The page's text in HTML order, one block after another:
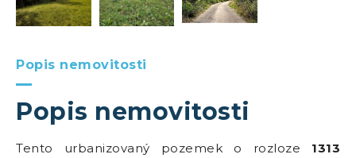
Popis nemovitosti
Popis nemovitosti
Tento urbanizovaný pozemek o rozloze 1313